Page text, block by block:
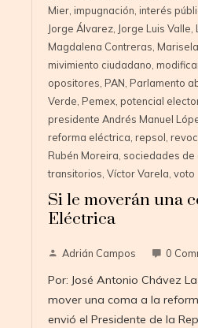
Mier, impugnación, interés
Jorge Álvarez, Jorge Luis Valle,
Magdalena Contreras,
mivimiento ciudadano,
opositores, PAN, Parlamento
Verde, Pemex, potencial
presidente Andrés Manuel
reforma eléctrica, repsol,
Rubén Moreira, sociedades de
transitorios, Víctor Varela, voto
Si le moverán una
Eléctrica
Adrián Campos 0
Por: José Antonio Chávez
mover una coma a la
envió el Presidente de la